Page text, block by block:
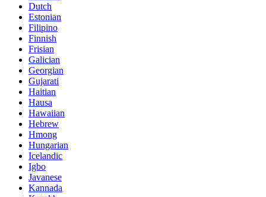
Dutch
Estonian
Filipino
Finnish
Frisian
Galician
Georgian
Gujarati
Haitian
Hausa
Hawaiian
Hebrew
Hmong
Hungarian
Icelandic
Igbo
Javanese
Kannada